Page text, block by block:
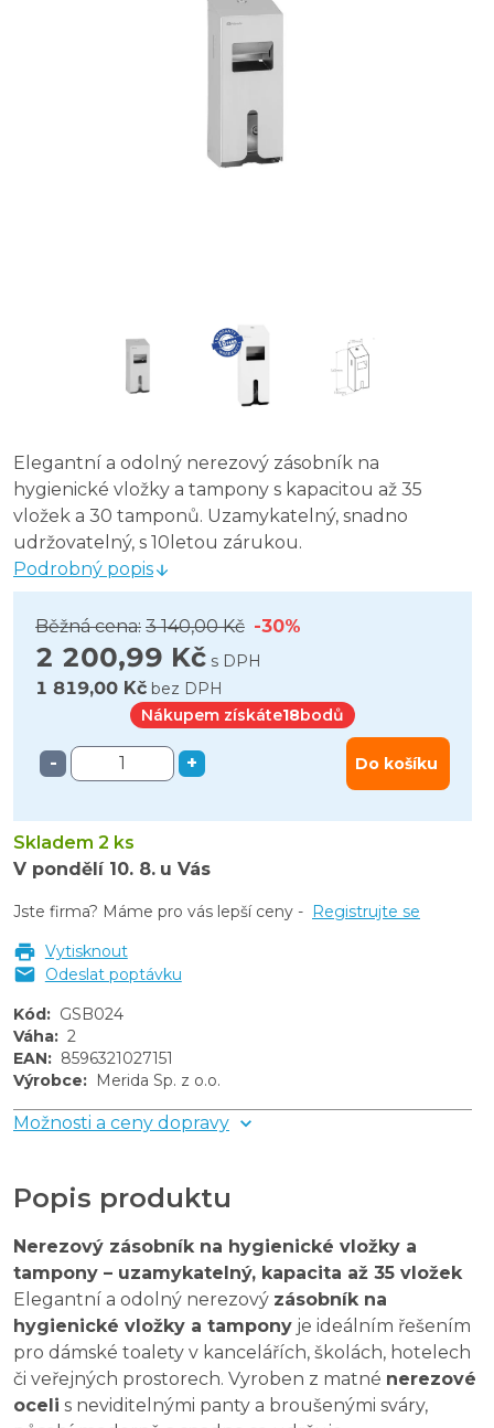
Elegantní a odolný nerezový zásobník na
hygienické vložky a tampony s kapacitou až 35
vložek a 30 tamponů. Uzamykatelný, snadno
udržovatelný, s 10letou zárukou.
Podrobný popis
Běžná cena: 3 140,00 Kč -30%
2 200,99 Kč s DPH
1 819,00 Kč bez DPH
Nákupem získáte18bodů
- + Do košíku
Skladem 2 ks
V pondělí 10. 8. u Vás
Jste firma? Máme pro vás lepší ceny - Registrujte se
Vytisknout
Odeslat poptávku
Kód : GSB024
Váha: 2
EAN: 8596321027151
Výrobce: Merida Sp. z o.o.
Možnosti a ceny dopravy
Popis produktu
Nerezový zásobník na hygienické vložky a
tampony – uzamykatelný, kapacita až 35 vložek
Elegantní a odolný nerezový zásobník na
hygienické vložky a tampony je ideálním řešením
pro dámské toalety v kancelářích, školách, hotelech
či veřejných prostorech. Vyroben z matné nerezové
oceli s neviditelnými panty a broušenými sváry,